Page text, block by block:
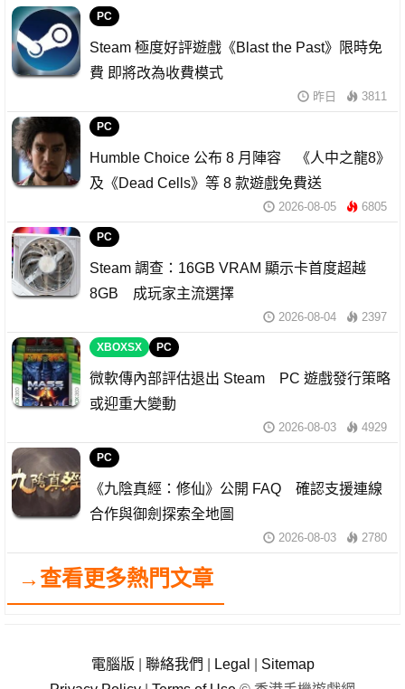
PC
Steam 極度好評遊戲《Blast the Past》限時免
費 即將改為收費模式
昨日 3811
PC
Humble Choice 公布 8 月陣容 《人中之龍8》
及《Dead Cells》等 8 款遊戲免費送
2026-08-05 6805
PC
Steam 調查：16GB VRAM 顯示卡首度超越
8GB 成玩家主流選擇
2026-08-04 2397
XBOXSX PC
微軟傳內部評估退出 Steam PC 遊戲發行策略
或迎重大變動
2026-08-03 4929
PC
《九陰真經：修仙》公開 FAQ 確認支援連線
合作與御劍探索全地圖
2026-08-03 2780
→查看更多熱門文章
電腦版 聯絡我們 Legal
Sitemap